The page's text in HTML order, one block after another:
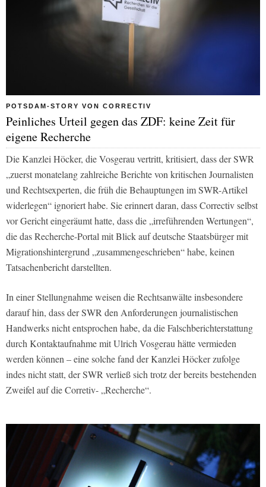
POTSDAM-STORY VON CORRECTIV
Peinliches Urteil gegen das ZDF: keine Zeit für
eigene Recherche
Die Kanzlei Höcker, die Vosgerau vertritt, kritisiert, dass der SWR
„zuerst monatelang zahlreiche Berichte von kritischen Journalisten
und Rechtsexperten, die früh die Behauptungen im SWR-Artikel
widerlegen“ ignoriert habe. Sie erinnert daran, dass Correctiv selbst
vor Gericht eingeräumt hatte, dass die „irreführenden Wertungen“,
die das Recherche-Portal mit Blick auf deutsche Staatsbürger mit
Migrationshintergrund „zusammengeschrieben“ habe, keinen
Tatsachenbericht darstellten.
In einer Stellungnahme weisen die Rechtsanwälte insbesondere
darauf hin, dass der SWR den Anforderungen journalistischen
Handwerks nicht entsprochen habe, da die Falschberichterstattung
durch Kontaktaufnahme mit Ulrich Vosgerau hätte vermieden
werden können – eine solche fand der Kanzlei Höcker zufolge
indes nicht statt, der SWR verließ sich trotz der bereits bestehenden
Zweifel auf die Corretiv- „Recherche“.